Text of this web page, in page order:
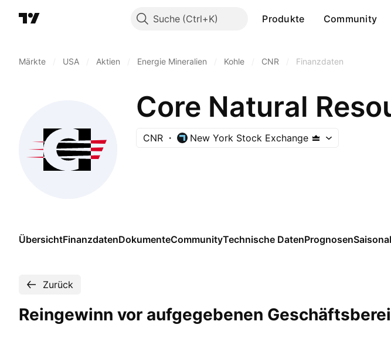
Suche Produkte Community
Märkte USA Aktien Energie Mineralien Kohle CNR Finanzdaten
Core Natural
CNR New York Stock Exchange
ÜbersichtFinanzdatenDokumenteCommunityTechnische DatenPrognosenSaisonal
Zurück
Reingewinn vor aufgegebenen